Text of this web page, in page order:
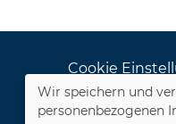
Cookie
Dozenten-
Wir speichern und
personenbezogenen